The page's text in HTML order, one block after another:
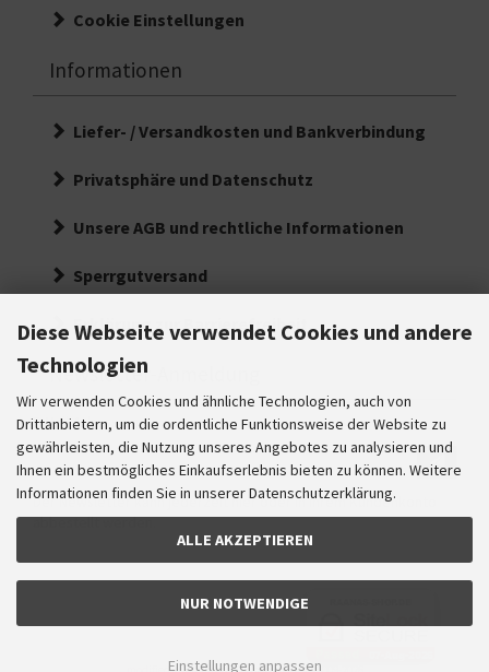
Cookie Einstellungen
Informationen
Liefer- / Versandkosten und Bankverbindung
Privatsphäre und Datenschutz
Unsere AGB und rechtliche Informationen
Sperrgutversand
Erklärung zur Barrierefreiheit
Newsletter-Anmeldung
E-Mail-Adresse:
Ihre
E-
Mail
den
Der Newsletter kann jederzeit hier oder in Ihrem Kundenkonto
abbestellt werden.
Diese Webseite verwendet Cookies und andere
Technologien
Wir verwenden Cookies und ähnliche Technologien, auch von
Drittanbietern, um die ordentliche Funktionsweise der Website zu
gewährleisten, die Nutzung unseres Angebotes zu analysieren und
Ihnen ein bestmögliches Einkaufserlebnis bieten zu können. Weitere
Informationen finden Sie in unserer Datenschutzerklärung.
ALLE AKZEPTIEREN
NUR NOTWENDIGE
Einstellungen anpassen